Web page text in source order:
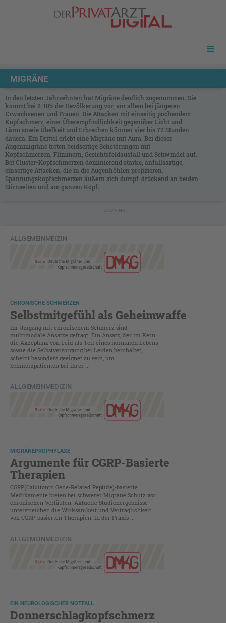
MIGRÄNE
In den letzten Jahrzehnten hat Migräne deutlich zugenommen. Sie
kommt bei 2-10% der Bevölkerung vor, vor allem bei jüngeren
Erwachsenen und Frauen. Die Attacken mit einseitig pochendem
Kopfschmerz, einer Überempfindlichkeit gegenüber Licht und
Lärm sowie Übelkeit und Erbrechen können vier bis 72 Stunden
dauern. Ein Drittel erlebt eine Migräne mit Aura. Bei dieser
Augenmigräne treten beidseitige Sehstörungen mit
Kopfschmerzen, Flimmern, Gesichtsfeldausfall und Schwindel auf.
Bei Cluster-Kopfschmerzen dominierend starke, anfallsartige,
einseitige Attacken, die in die Augenhöhlen projizieren.
Spannungskopfschmerzen äußern sich dumpf-drückend an beiden
Stirnseiten und am ganzen Kopf.
- ANZEIGE -
ALLGEMEINMEIZIN
CHRONISCHE SCHMERZEN
Selbstmitgefühl als Geheimwaffe
Im Umgang mit chronischem Schmerz sind
multimodale Ansätze gefragt. Ein Ansatz, der im Kern
die Akzeptanz von Leid als Teil eines normalen Lebens
sowie die Selbstversorgung bei Leiden beinhaltet,
scheint besonders geeignet zu sein, um
Schmerzpatienten bei ihrer ...
ALLGEMEINMEDIZIN
MIGRÄNEPROPHYLAXE
Argumente für CGRP-Basierte
Therapien
CGRP(Calcitonin Gene-Related Peptide)-basierte
Medikamente bieten bei schwerer Migräne Schutz vor
chronischen Verläufen. Aktuelle Studienergebnisse
unterstreichen die Wirksamkeit und Verträglichkeit
von CGRP-basierten Therapien. In der Praxis ...
ALLGEMEINMEDIZIN
EIN NEUROLOGISCHER NOTFALL
Donnerschlagkopfschmerz